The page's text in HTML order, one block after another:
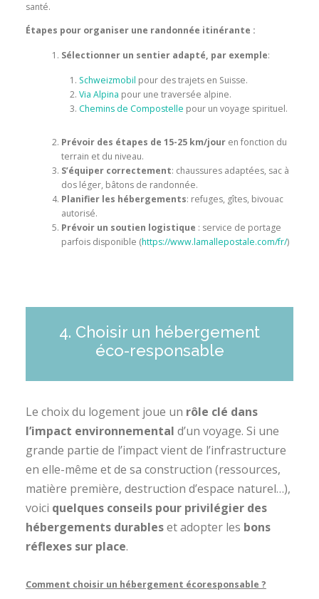
santé.
Étapes pour organiser une randonnée itinérante :
Sélectionner un sentier adapté, par exemple:
Schweizmobil pour des trajets en Suisse.
Via Alpina pour une traversée alpine.
Chemins de Compostelle pour un voyage spirituel.
Prévoir des étapes de 15-25 km/jour en fonction du
terrain et du niveau.
S’équiper correctement: chaussures adaptées, sac à
dos léger, bâtons de randonnée.
Planifier les hébergements: refuges, gîtes, bivouac
autorisé.
Prévoir un soutien logistique : service de portage
parfois disponible (https://www.lamallepostale.com/fr/)
4. Choisir un hébergement
éco-responsable
Le choix du logement joue un rôle clé dans
l’impact environnemental d’un voyage. Si une
grande partie de l’impact vient de l’infrastructure
en elle-même et de sa construction (ressources,
matière première, destruction d’espace naturel…),
voici quelques conseils pour privilégier des
hébergements durableset adopter les bons
réflexes sur place.
Comment choisir un hébergement écoresponsable ?